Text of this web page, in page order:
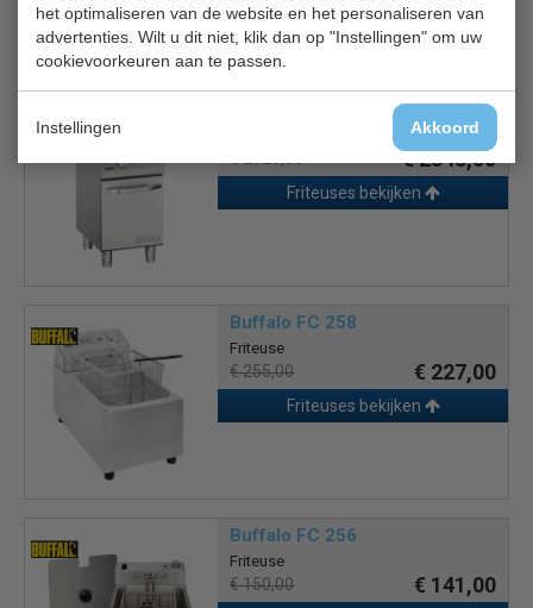
het optimaliseren van de website en het personaliseren van
advertenties. Wilt u dit niet, klik dan op "Instellingen" om uw
cookievoorkeuren aan te passen.
Instellingen Akkoord
Is dit iets voor jou?
€ 2343,00
Friteuses bekijken
Buffalo FC 258
Friteuse
€ 255,00 € 227,00
Friteuses bekijken
Buffalo FC 256
Friteuse
€ 150,00 € 141,00